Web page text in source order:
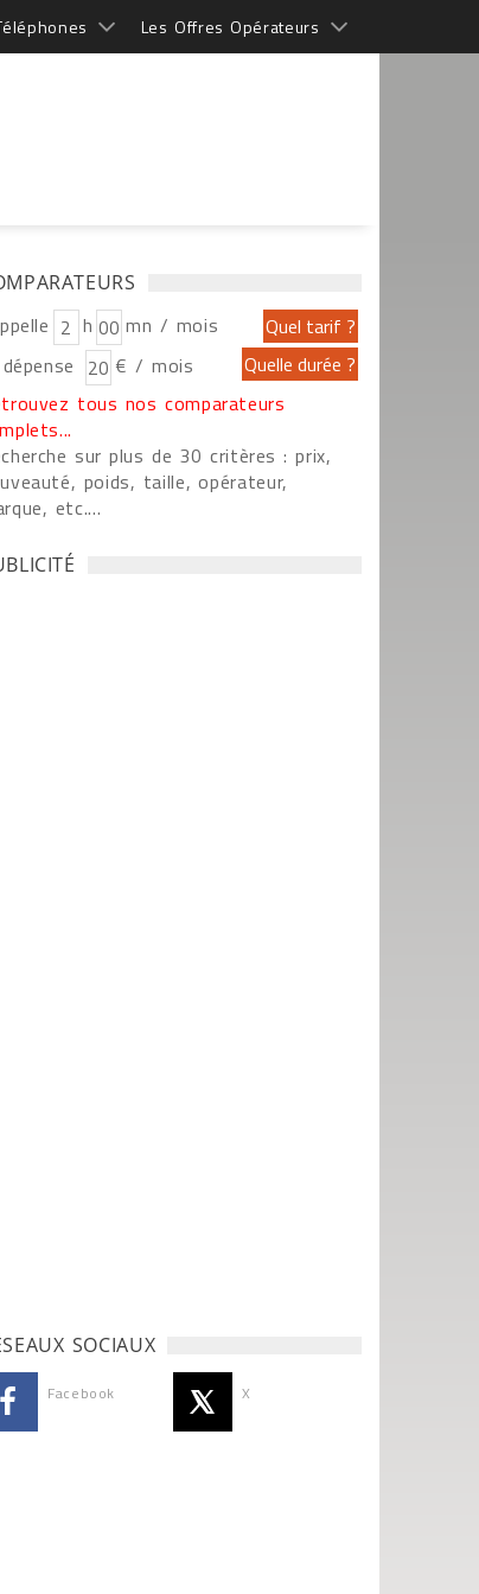
Les Offres Opérateurs
h
mn / mois
€ / mois
tous nos comparateurs
sur plus de 30 critères : prix,
poids, taille, opérateur,
etc....
SOCIAUX
Facebook X